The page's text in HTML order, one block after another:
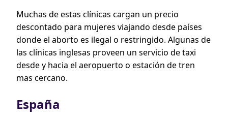
Muchas de estas clínicas cargan un precio
descontado para mujeres viajando desde países
donde el aborto es ilegal o restringido. Algunas de
las clínicas inglesas proveen un servicio de taxi
desde y hacia el aeropuerto o estación de tren
mas cercano.
España